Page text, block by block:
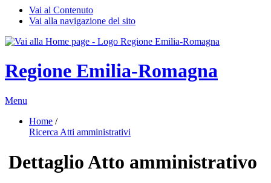
Vai al Contenuto
Vai alla navigazione del sito
Regione Emilia-Romagna
Menu
Home /
Ricerca Atti amministrativi
Dettaglio Atto amministrativo